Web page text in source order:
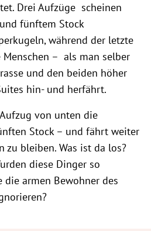
Drei Aufzüge scheinen
fünftem Stock
während der letzte
– als man selber
und den beiden höher
hin- und herfährt.
von unten die
Stock – und fährt weiter
zu bleiben. Was ist da los?
diese Dinger so
die armen Bewohner des